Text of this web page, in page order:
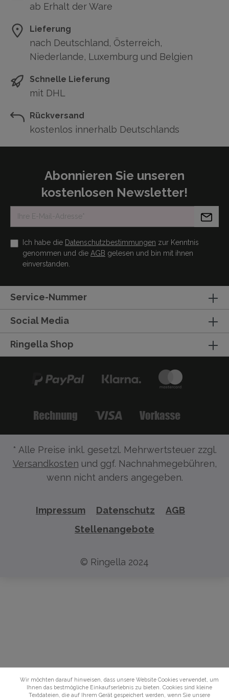
ab Erhalt der Ware
Lieferung
nach Deutschland, Österreich,
Niederlande, Luxemburg und Belgien
Schnelle Lieferung
mit DHL
Rückversand
kostenlos innerhalb Deutschlands
Abonnieren Sie unseren
kostenlosen Newsletter!
Ich habe die Datenschutzbestimmungen zur Kenntnis
genommen und die AGB gelesen und bin mit ihnen
einverstanden.
Service-Nummer
Social Media
Ringella Shop
* Alle Preise inkl. gesetzl. Mehrwertsteuer zzgl.
Versandkosten und ggf. Nachnahmegebühren,
wenn nicht anders angegeben.
Impressum Datenschutz
AGB
Stellenangebote
© Ringella 2024
Wir möchten darauf hinweisen, dass unsere Website Cookies verwendet, um
Ihnen das bestmögliche Einkaufserlebnis zu bieten. Cookies sind kleine
Textdateien, die auf Ihrem Gerät gespeichert werden, wenn Sie unsere